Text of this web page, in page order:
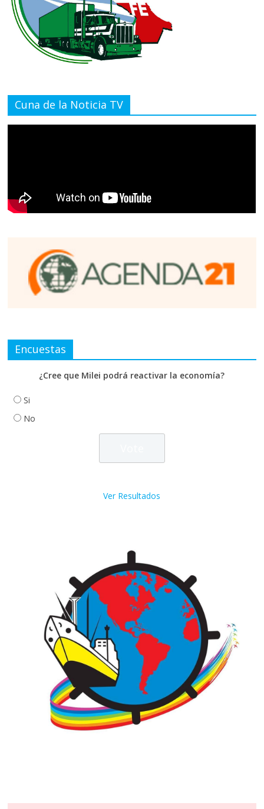
Cuna de la Noticia TV
Encuestas
¿Cree que Milei podrá reactivar la economía?
Si
No
Ver Resultados